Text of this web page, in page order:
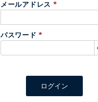
メールアドレス
必
パスワード
必
ログイン